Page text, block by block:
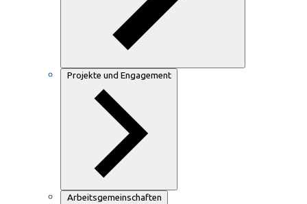
Projekte und Engagement
Arbeitsgemeinschaften